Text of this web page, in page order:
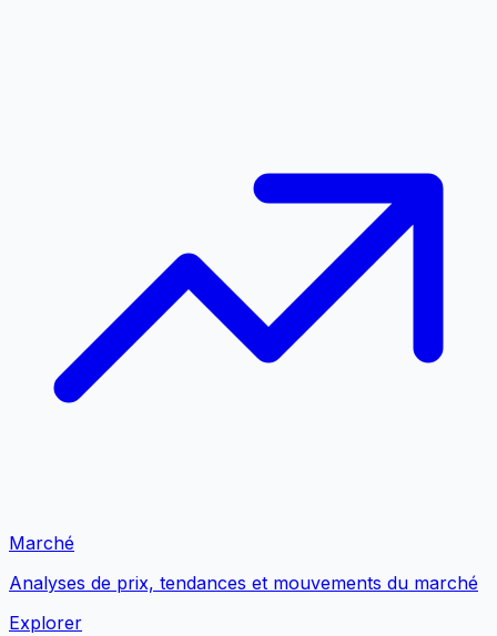
Marché
Analyses de prix, tendances et mouvements du marché
Explorer